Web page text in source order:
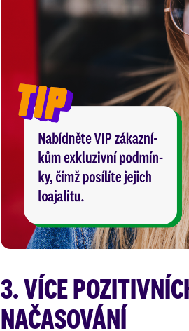
3. VÍCE
NAČASOVÁNÍ